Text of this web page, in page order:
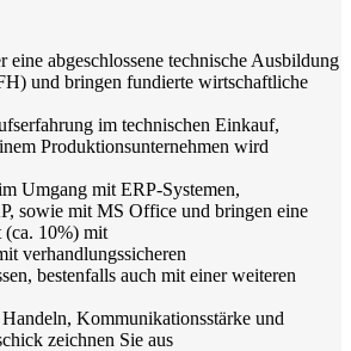
eine abgeschlossene technische Ausbildung
und bringen fundierte wirtschaftliche
im technischen Einkauf,
Produktionsunternehmen wird
Umgang mit ERP-Systemen,
sowie mit MS Office und bringen eine
(ca. 10%) mit
verhandlungssicheren
bestenfalls auch mit einer weiteren
Kommunikationsstärke und
zeichnen Sie aus